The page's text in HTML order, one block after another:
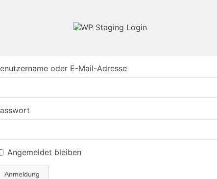
oder E-Mail-Adresse
Angemeldet bleiben
Anmeldung